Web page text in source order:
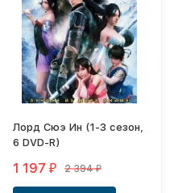
Лорд Сюэ Ин (1-3 сезон,
6 DVD-R)
1 197₽ 2 394₽